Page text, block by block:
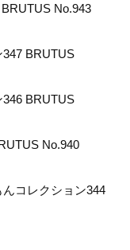
No.943
BRUTUS
BRUTUS
No.940
コレクション344